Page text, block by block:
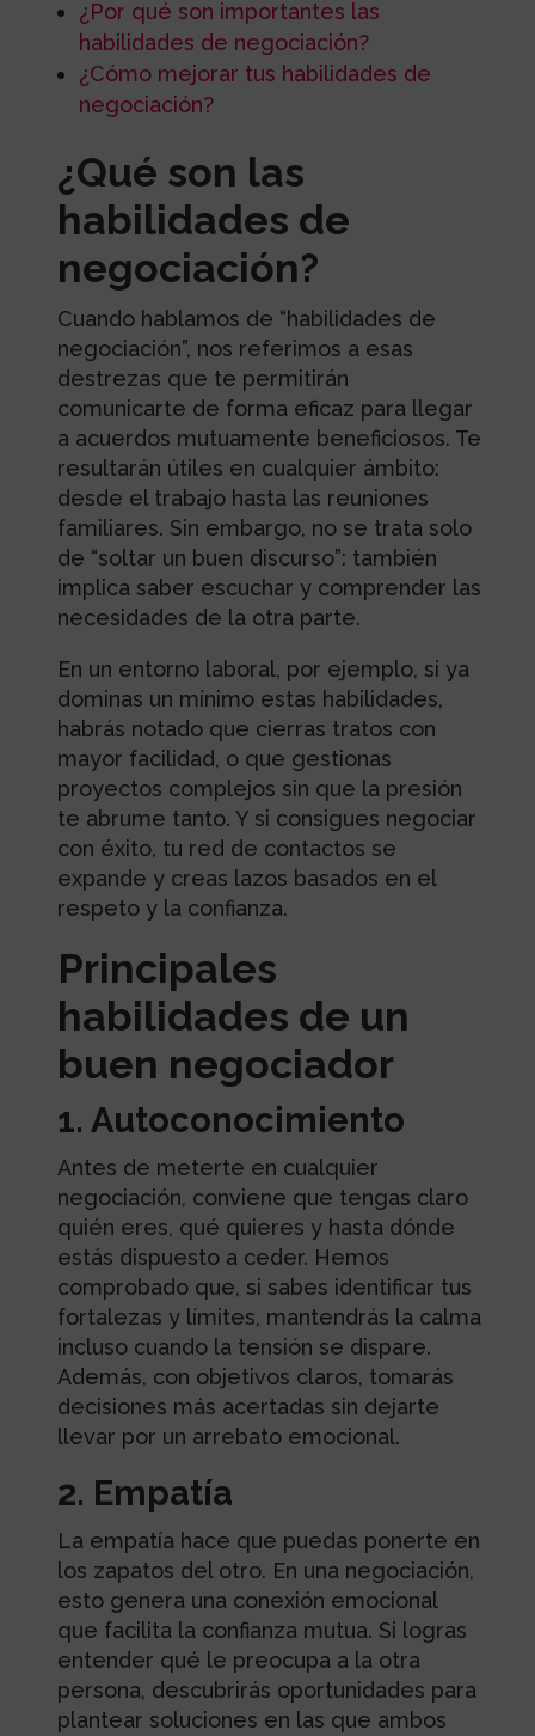
¿Por qué son importantes las
habilidades de negociación?
¿Cómo mejorar tus habilidades de
negociación?
¿Qué son las
habilidades de
negociación?
Cuando hablamos de “habilidades de
negociación”, nos referimos a esas
destrezas que te permitirán
comunicarte de forma eficaz para llegar
a acuerdos mutuamente beneficiosos. Te
resultarán útiles en cualquier ámbito:
desde el trabajo hasta las reuniones
familiares. Sin embargo, no se trata solo
de “soltar un buen discurso”: también
implica saber escuchar y comprender las
necesidades de la otra parte.
En un entorno laboral, por ejemplo, si ya
dominas un mínimo estas habilidades,
habrás notado que cierras tratos con
mayor facilidad, o que gestionas
proyectos complejos sin que la presión
te abrume tanto. Y si consigues negociar
con éxito, tu red de contactos se
expande y creas lazos basados en el
respeto y la confianza.
Principales
habilidades de un
buen negociador
1. Autoconocimiento
Antes de meterte en cualquier
negociación, conviene que tengas claro
quién eres, qué quieres y hasta dónde
estás dispuesto a ceder. Hemos
comprobado que, si sabes identificar tus
fortalezas y límites, mantendrás la calma
incluso cuando la tensión se dispare.
Además, con objetivos claros, tomarás
decisiones más acertadas sin dejarte
llevar por un arrebato emocional.
2. Empatía
La empatía hace que puedas ponerte en
los zapatos del otro. En una negociación,
esto genera una conexión emocional
que facilita la confianza mutua. Si logras
entender qué le preocupa a la otra
persona, descubrirás oportunidades para
plantear soluciones en las que ambos